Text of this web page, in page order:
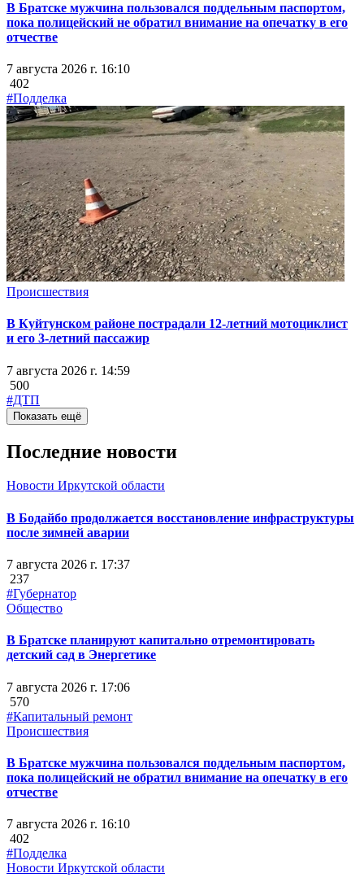
В Братске мужчина пользовался поддельным паспортом,
пока полицейский не обратил внимание на опечатку в его
отчестве
7 августа 2026 г. 16:10
402
#Подделка
Происшествия
В Куйтунском районе пострадали 12-летний мотоциклист
и его 3-летний пассажир
7 августа 2026 г. 14:59
500
#ДТП
Показать ещё
Последние новости
Новости Иркутской области
В Бодайбо продолжается восстановление инфраструктуры
после зимней аварии
7 августа 2026 г. 17:37
237
#Губернатор
Общество
В Братске планируют капитально отремонтировать
детский сад в Энергетике
7 августа 2026 г. 17:06
570
#Капитальный ремонт
Происшествия
В Братске мужчина пользовался поддельным паспортом,
пока полицейский не обратил внимание на опечатку в его
отчестве
7 августа 2026 г. 16:10
402
#Подделка
Новости Иркутской области